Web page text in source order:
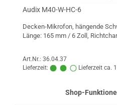
Audix M40-W-HC-6
Decken-Mikrofon, hängende
Länge: 165 mm / 6 Zoll,
Art.Nr.: 36.04.37
Lieferzeit:
Lieferzeit ca.
Shop-